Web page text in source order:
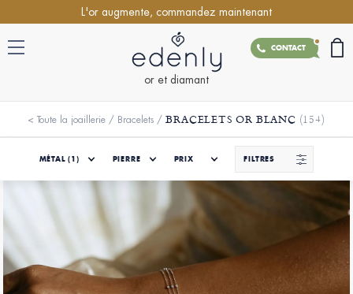
L'or augmente, commandez maintenant
CONTACT
or et diamant
<Toute la joaillerie / Bracelets /BRACELETS OR BLANC (154)
MÉTAL(1) PIERRE PRIX FILTRES